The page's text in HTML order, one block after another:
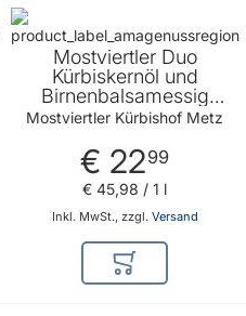
Mostviertler Duo
Kürbiskernöl und
Birnenbalsamessig
2x250ml -
Liebhaber
Mostviertler Kürbishof Metz
€ 2299
Inkl. MwSt., zzgl. Versand
€ 45,98 / 1 l
In den